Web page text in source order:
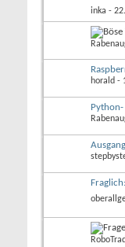
inka -
horald -